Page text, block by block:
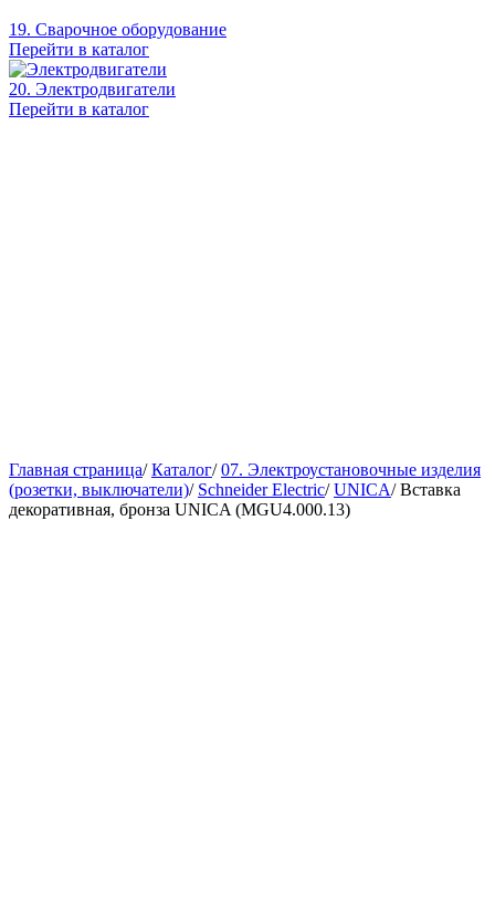
19. Сварочное оборудование
Перейти в каталог
20. Электродвигатели
Перейти в каталог
Главная страница/ Каталог/ 07. Электроустановочные изделия
(розетки, выключатели)/ Schneider Electric/ UNICA/ Вставка
декоративная, бронза UNICA (MGU4.000.13)